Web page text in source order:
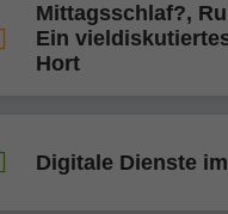
Mittagsschlaf?,
Ein
Hort
Digitale Dienste